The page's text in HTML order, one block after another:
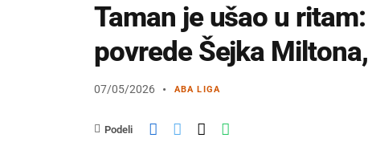
Taman je ušao u
povrede Šejka
07/05/2026 ABA LIGA
Podeli